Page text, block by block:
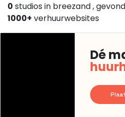
0 studios in breezand ,
1000+ verhuurwebsites
Dé